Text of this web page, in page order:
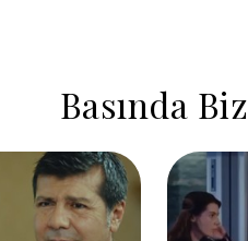
Basında Biz